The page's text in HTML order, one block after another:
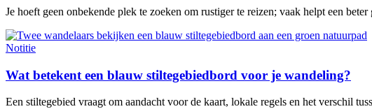
Je hoeft geen onbekende plek te zoeken om rustiger te reizen; vaak helpt een beter
Notitie
Wat betekent een blauw stiltegebiedbord voor je wandeling?
Een stiltegebied vraagt om aandacht voor de kaart, lokale regels en het verschil